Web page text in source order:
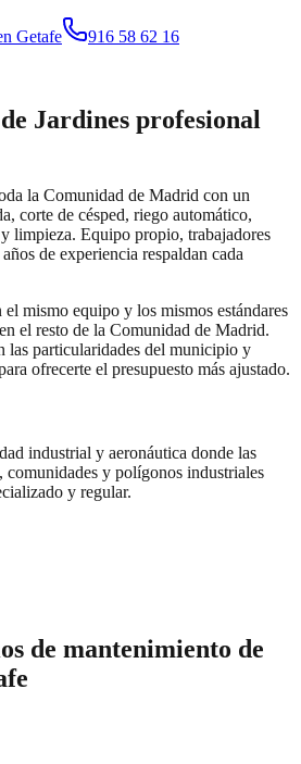
Getafe
916 58 62 16
Jardines profesional
la Comunidad de Madrid con un
corte de césped, riego automático,
limpieza. Equipo propio, trabajadores
de experiencia respaldan cada
el mismo equipo y los mismos estándares
el resto de la Comunidad de Madrid.
las particularidades del municipio y
ofrecerte el presupuesto más ajustado.
industrial y aeronáutica donde las
comunidades y polígonos industriales
y regular.
de mantenimiento de